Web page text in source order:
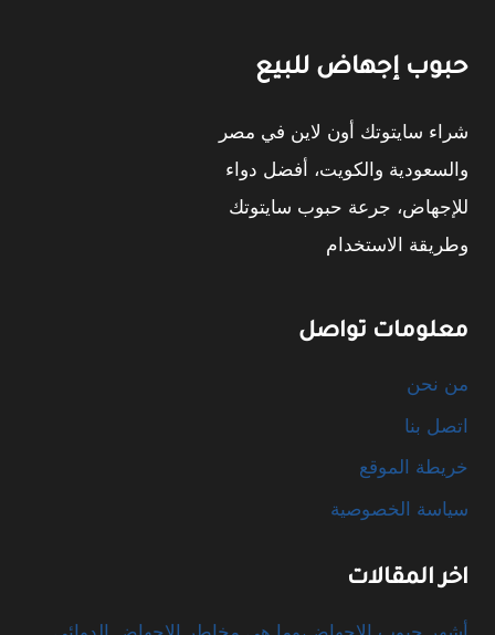
حبوب إجهاض للبيع
شراء سايتوتك أون لاين في مصر
والسعودية والكويت، أفضل دواء
للإجهاض، جرعة حبوب سايتوتك
وطريقة الاستخدام
معلومات تواصل
من نحن
اتصل بنا
خريطة الموقع
سياسة الخصوصية
اخر المقالات